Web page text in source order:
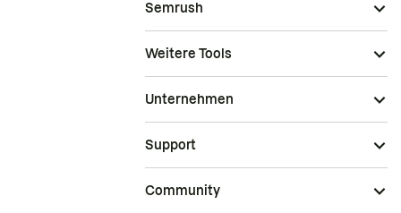
Semrush
Weitere Tools
Unternehmen
Support
Community